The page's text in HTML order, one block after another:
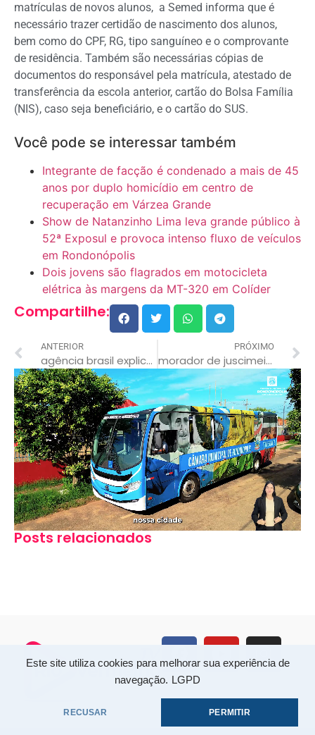
Este site utiliza cookies para melhorar sua experiência de
navegação. LGPD
RECUSAR PERMITIR
matrículas de novos alunos, a Semed informa que é
necessário trazer certidão de nascimento dos alunos,
bem como do CPF, RG, tipo sanguíneo e o comprovante
de residência. Também são necessárias cópias de
documentos do responsável pela matrícula, atestado de
transferência da escola anterior, cartão do Bolsa Família
(NIS), caso seja beneficiário, e o cartão do SUS.
Você pode se interessar também
Integrante de facção é condenado a mais de 45
anos por duplo homicídio em centro de
recuperação em Várzea Grande
Show de Natanzinho Lima leva grande público à
52ª Exposul e provoca intenso fluxo de veículos
em Rondonópolis
Dois jovens são flagrados em motocicleta
elétrica às margens da MT-320 em Colíder
Compartilhe:
ANTERIOR
agência brasil explica: como vai funcionar o vale-gás
PRÓXIMO
morador de juscimeira morre em grave acidente entre carro e moto
Posts relacionados